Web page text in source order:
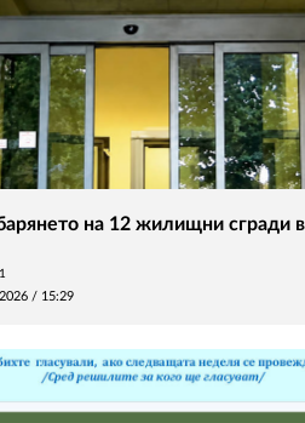
на 12 жилищни сгради
/ 15:29